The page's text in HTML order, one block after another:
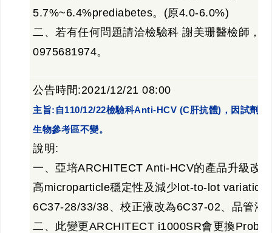
5.7%~6.4%prediabetes。(原4.0-6.0%)
二、若有任何問題請洽檢驗科 謝美珊醫檢師，
0975681974。
公告時間:2021/12/21 08:00
主旨:自110/12/22檢驗科Anti-HCV (C肝抗體)，因試劑
生物參考區不變。
說明:
一、亞培ARCHITECT Anti-HCV的產品升級改
高microparticle穩定性及減少lot-to-lot variation
6C37-28/33/38、校正液改為6C37-02、品管液
二、此變更ARCHITECT i1000SR會更換